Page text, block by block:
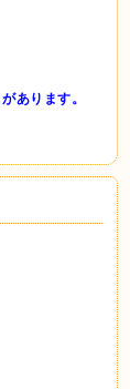
あります。